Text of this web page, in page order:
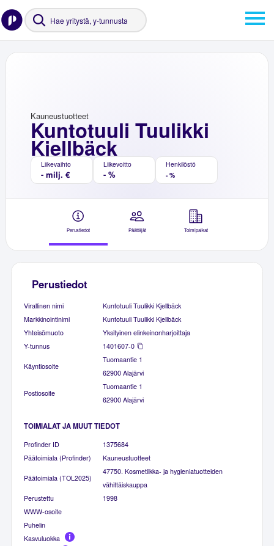
Kuntotuuli Tuulikki
Kjellbäck
Kauneustuotteet
Liikevaihto
- milj. €
Liikevoitto
- %
Henkilöstö
- %
Perustiedot Päättäjät Toimipaikat
Perustiedot
Virallinen nimi
Kuntotuuli Tuulikki Kjellbäck
Markkinointinimi
Kuntotuuli Tuulikki Kjellbäck
Yhteisömuoto
Yksityinen elinkeinonharjoittaja
Y-tunnus
1401607-0
Käyntiosoite
Tuomaantie 1
62900 Alajärvi
Postiosoite
Tuomaantie 1
62900 Alajärvi
TOIMIALAT JA MUUT TIEDOT
Profinder ID
1375684
Päätoimiala (Profinder)
Kauneustuotteet
Päätoimiala (TOL2025)
47750. Kosmetiikka- ja hygieniatuotteiden
vähittäiskauppa
Perustettu
1998
WWW-osoite
Puhelin
Kasvuluokka